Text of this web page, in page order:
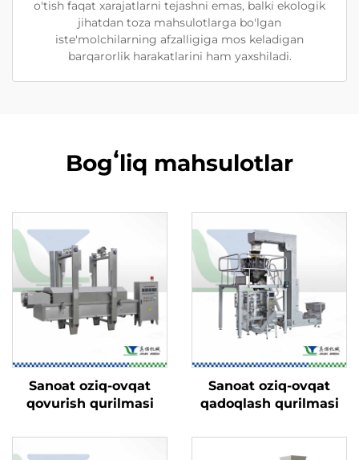
o'tish faqat xarajatlarni tejashni emas, balki ekologik
jihatdan toza mahsulotlarga bo'lgan
iste'molchilarning afzalligiga mos keladigan
barqarorlik harakatlarini ham yaxshiladi.
Bogʻliq mahsulotlar
Sanoat oziq-ovqat
qovurish qurilmasi
Sanoat oziq-ovqat
qadoqlash qurilmasi